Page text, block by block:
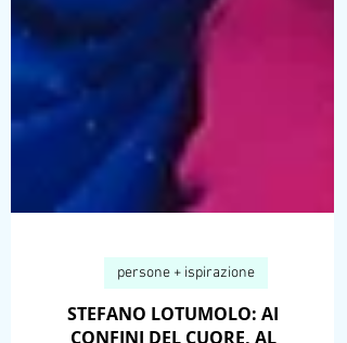
persone + ispirazione